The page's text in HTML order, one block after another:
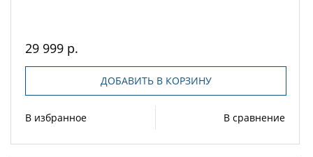
29 999 р.
ДОБАВИТЬ В КОРЗИНУ
В избранное В сравнение